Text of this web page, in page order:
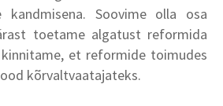
kandmisena. Soovime olla osa
toetame algatust reformida
et reformide toimudes
kõrvaltvaatajateks.